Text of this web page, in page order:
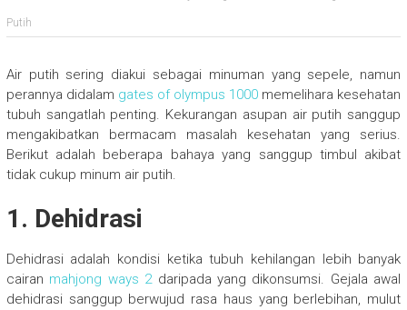
Putih
Air putih sering diakui sebagai minuman yang sepele, namun
perannya didalam gates of olympus 1000 memelihara kesehatan
tubuh sangatlah penting. Kekurangan asupan air putih sanggup
mengakibatkan bermacam masalah kesehatan yang serius.
Berikut adalah beberapa bahaya yang sanggup timbul akibat
tidak cukup minum air putih.
1. Dehidrasi
Dehidrasi adalah kondisi ketika tubuh kehilangan lebih banyak
cairan mahjong ways 2daripada yang dikonsumsi. Gejala awal
dehidrasi sanggup berwujud rasa haus yang berlebihan, mulut